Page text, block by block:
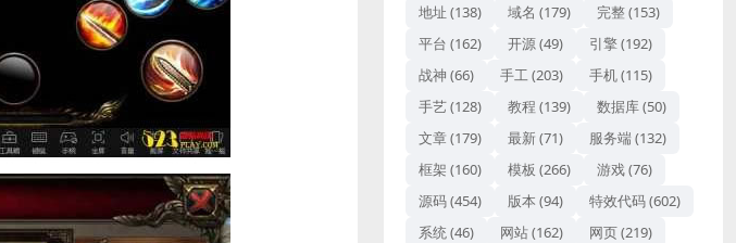
地址 (138) 域名 (179) 完整(153)
平台 (162) 开源(49) 引擎(192)
战神 (66) 手工(203) 手机(115)
手艺(128) 教程 (139) 数据库(50)
文章 (179) 最新 (71) 服务端(132)
框架 (160) 模板 (266) 游戏(76)
源码(454) 版本 (94) 特效代码(602)
系统(46) 网站(162) 网页(219)